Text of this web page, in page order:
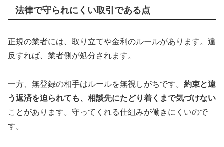
法律で守られにくい取引である点
正規の業者には、取り立てや金利のルールがあります。違
反すれば、業者側が処分されます。
一方、無登録の相手はルールを無視しがちです。 約束と違
う返済を迫られても、相談先にたどり着くまで気づけない
ことがあります。守ってくれる仕組みが働きにくいので
す。